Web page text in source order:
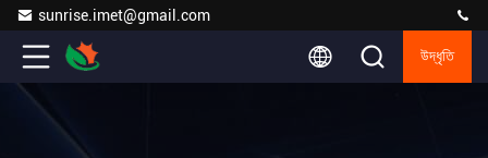
sunrise.imet@gmail.com
উদ্ধৃতি